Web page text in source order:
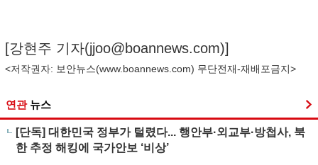
[강현주 기자(jjoo@boannews.com)]
<저작권자: 보안뉴스(www.boannews.com) 무단전재-재배포금지>
연관 뉴스
[단독] 대한민국 정부가 털렸다... 행안부·외교부·방첩사, 북
한 추정 해킹에 국가안보 ‘비상’